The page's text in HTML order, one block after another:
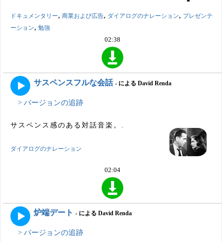
ドキュメンタリー, 商業および広告, ダイアログのナレーション, プレゼンテ
ーション, 勉強
02:38
サスペンスフルな会話 - による David Renda
> バージョンの追跡
サスペンス感のある対話音楽。.
ダイアログのナレーション
02:04
炉端デート - による David Renda
> バージョンの追跡